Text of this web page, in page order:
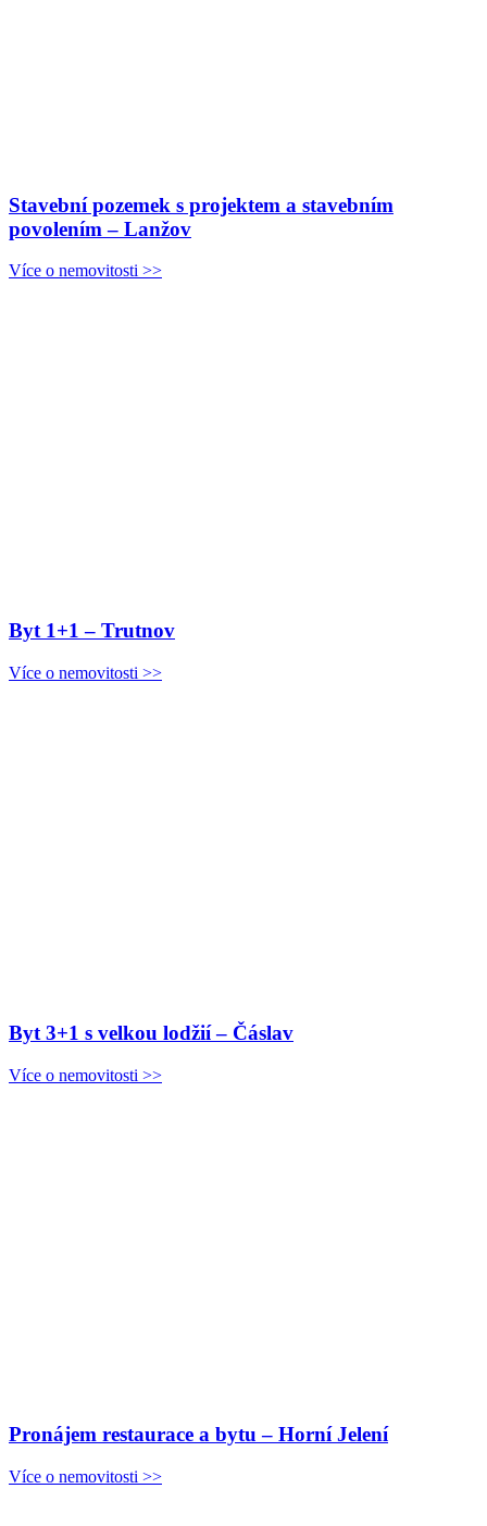
Stavební pozemek s projektem a stavebním
povolením – Lanžov
Více o nemovitosti >>
Byt 1+1 – Trutnov
Více o nemovitosti >>
Byt 3+1 s velkou lodžií – Čáslav
Více o nemovitosti >>
Pronájem restaurace a bytu – Horní Jelení
Více o nemovitosti >>